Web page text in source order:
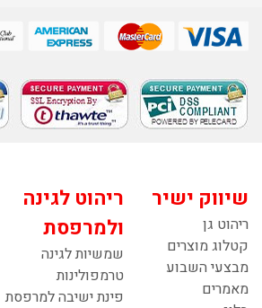
שיווק ישיר
ריהוט גן
קטלוג מוצרים
מבצעי השבוע
מאמרים
ריהוט לגינה
ולמרפסת
שמשיות לגינה
טרמפולינות
פינת ישיבה למרפסת